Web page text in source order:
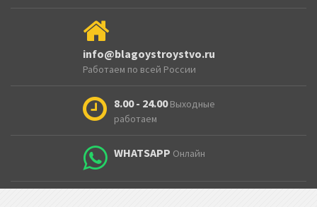
info@blagoystroystvo.ru
Работаем по всей России
8.00 - 24.00 Выходные
работаем
WHATSAPP Онлайн